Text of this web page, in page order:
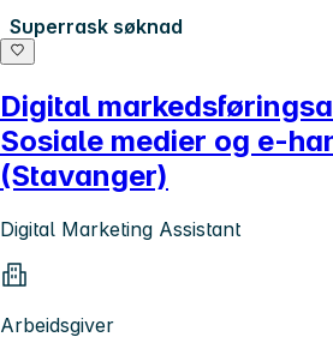
Superrask søknad
Digital
Sosiale medier og e-
(Stavanger)
Digital Marketing Assistant
Arbeidsgiver